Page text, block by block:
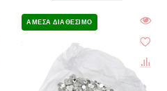
ΆΜΕΣΑ ΔΙΑΘΈΣΙΜΟ